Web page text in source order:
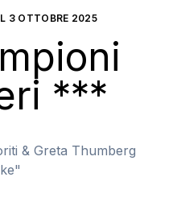
3 OTTOBRE 2025
***
& Greta Thumberg